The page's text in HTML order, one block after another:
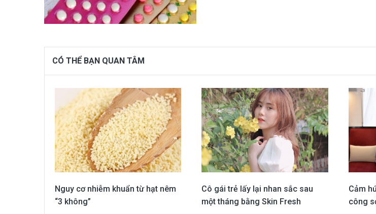
CÓ THỂ BẠN QUAN TÂM
Nguy cơ nhiễm khuẩn từ hạt nêm
“3 không”
Cô gái trẻ lấy lại nhan sắc sau
một tháng bằng Skin Fresh
Cảm
công